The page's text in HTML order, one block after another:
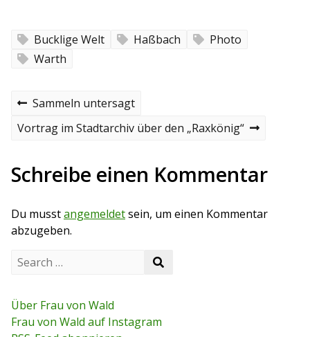
Bucklige Welt Haßbach
Photo
Warth
B
e
t
r
a
g
s
n
a
P
e
o
u
o
s
t
Sammeln untersagt
N
t
p
t
Vortrag im Stadtarchiv über den „Raxkönig“
Schreibe einen Kommentar
Du musstangemeldetsein, um einen Kommentar
abzugeben.
c
h
f
Über Frau von Wald
Frau von Wald auf Instagram